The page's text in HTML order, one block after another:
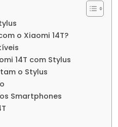
o Xiaomi 14T?
14T com Stylus
o Stylus
Smartphones